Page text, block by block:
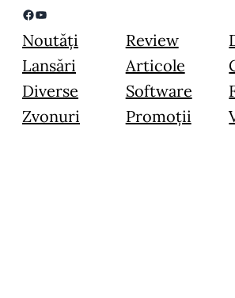
Facebook YouTube
Noutăți
Lansări
Diverse
Zvonuri
Review
Articole
Software
Promoții